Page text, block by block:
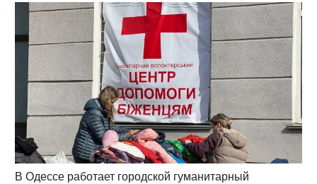
В Одессе работает городской гуманитарный